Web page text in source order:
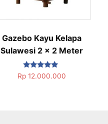
Gazebo Kayu Kelapa
Sulawesi 2 x 2 Meter
Dinilai
5.00
Rp12.000.000